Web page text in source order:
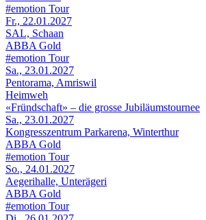
#emotion Tour
Fr., 22.01.2027
SAL, Schaan
ABBA Gold
#emotion Tour
Sa., 23.01.2027
Pentorama, Amriswil
Heimweh
«Fründschaft» – die grosse Jubiläumstournee
Sa., 23.01.2027
Kongresszentrum Parkarena, Winterthur
ABBA Gold
#emotion Tour
So., 24.01.2027
Aegerihalle, Unterägeri
ABBA Gold
#emotion Tour